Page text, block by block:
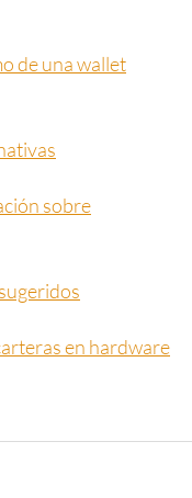
de una wallet
sobre
en hardware